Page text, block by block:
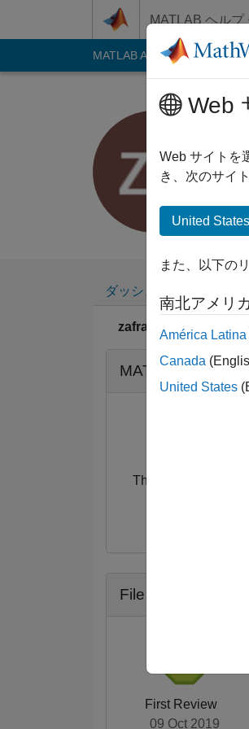
コンテンツへスキップ
MATLAB ヘルプ
MATLAB Answers File
ダッシュボード
zafran khan's バッジ
MATLAB Answers
Thankful Level 1
File Exchange バ
First Review
09 Oct 2019
Web
Web サイトを
き、次のサイ
United States
また、以下の
南北アメリカ
América Latina
Canada
United States